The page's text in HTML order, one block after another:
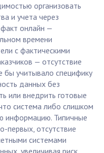
организовать
и учета через
онлайн —
времени
с фактическими
— отсутствие
бы учитывало специфику
данных без
или внедрить готовые
система либо слишком
информацию. Типичные
первых, отсутствие
системами